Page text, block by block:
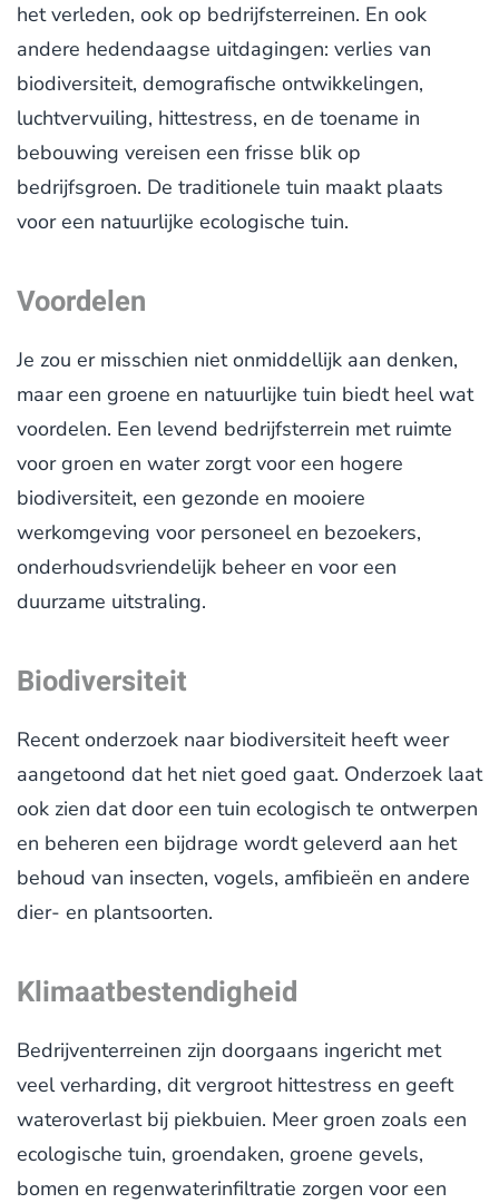
het verleden, ook op bedrijfsterreinen. En ook
andere hedendaagse uitdagingen: verlies van
biodiversiteit, demografische ontwikkelingen,
luchtvervuiling, hittestress, en de toename in
bebouwing vereisen een frisse blik op
bedrijfsgroen. De traditionele tuin maakt plaats
voor een natuurlijke ecologische tuin.
Voordelen
Je zou er misschien niet onmiddellijk aan denken,
maar een groene en natuurlijke tuin biedt heel wat
voordelen. Een levend bedrijfsterrein met ruimte
voor groen en water zorgt voor een hogere
biodiversiteit, een gezonde en mooiere
werkomgeving voor personeel en bezoekers,
onderhoudsvriendelijk beheer en voor een
duurzame uitstraling.
Biodiversiteit
Recent onderzoek naar biodiversiteit heeft weer
aangetoond dat het niet goed gaat. Onderzoek laat
ook zien dat door een tuin ecologisch te ontwerpen
en beheren een bijdrage wordt geleverd aan het
behoud van insecten, vogels, amfibieën en andere
dier- en plantsoorten.
Klimaatbestendigheid
Bedrijventerreinen zijn doorgaans ingericht met
veel verharding, dit vergroot hittestress en geeft
wateroverlast bij piekbuien. Meer groen zoals een
ecologische tuin, groendaken, groene gevels,
bomen en regenwaterinfiltratie zorgen voor een